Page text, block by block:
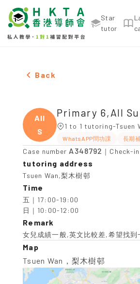
Star
tutor
Female Primary 6,All Subjects
Back
All
S
Primary 6,All
1 to 1 tutoring-Tsuen
WhatsAPP問功課 長期
Case number A348792 ｜Check-
tutoring address
Tsuen Wan,梨木樹邨
Time
五｜17:00-19:00
日｜10:00-12:00
Remark
女兒成績一般,英文比較差,希望找
Map
Tsuen Wan，梨木樹邨